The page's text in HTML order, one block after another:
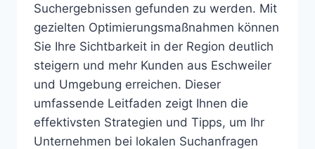
Suchergebnissen gefunden zu werden. Mit
gezielten Optimierungsmaßnahmen können
Sie Ihre Sichtbarkeit in der Region deutlich
steigern und mehr Kunden aus Eschweiler
und Umgebung erreichen. Dieser
umfassende Leitfaden zeigt Ihnen die
effektivsten Strategien und Tipps, um Ihr
Unternehmen bei lokalen Suchanfragen